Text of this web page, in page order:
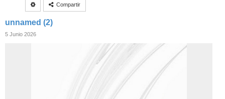
Carreras
Costos
Compartir
unnamed (2)
5 Junio 2026